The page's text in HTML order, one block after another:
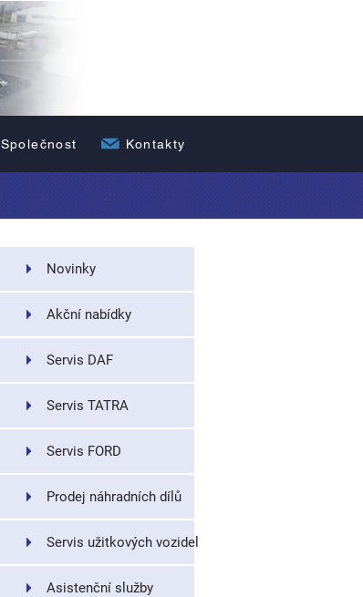
Společnost Kontakty
Novinky
Akční nabídky
Servis DAF
Servis TATRA
Servis FORD
Prodej náhradních dílů
Servis užitkových vozidel
Asistenční služby